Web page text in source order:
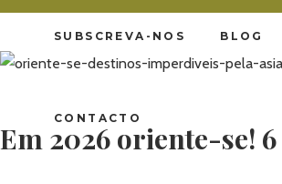
SUBSCREVA-NOS BLOG
CONTACTO
Em 2026 oriente-se!